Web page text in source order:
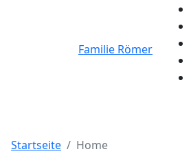
Familie Römer
Startseite Home